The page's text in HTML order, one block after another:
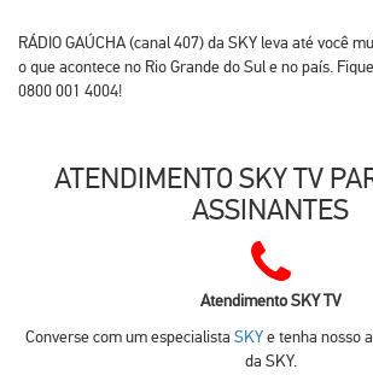
RÁDIO GAÚCHA (canal 407) da SKY leva até você
o que acontece no Rio Grande do Sul e no país.
0800 001 4004!
ATENDIMENTO SKY TV
ASSINANTES
Atendimento SKY TV
Converse com um especialista SKYe tenha nosso
da SKY.